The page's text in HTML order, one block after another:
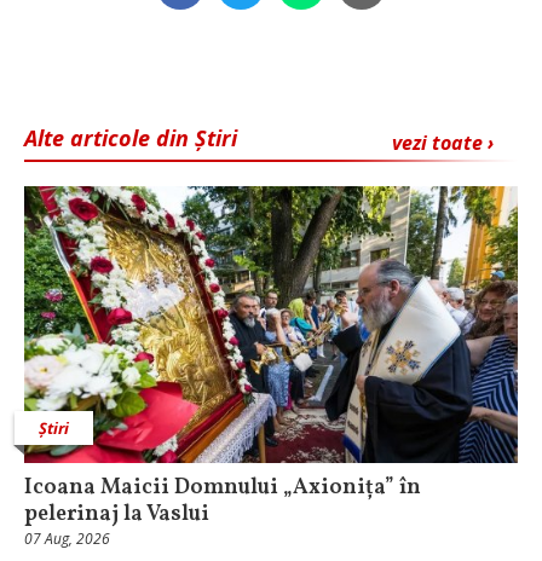
vezi toate ›
Alte articole din Știri
Știri
Icoana Maicii Domnului „Axionița” în
pelerinaj la Vaslui
07 Aug, 2026